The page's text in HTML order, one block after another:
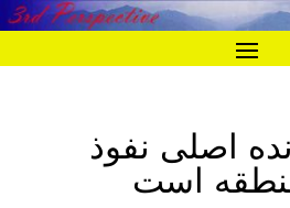
اصلی نفوذ
منطقه است